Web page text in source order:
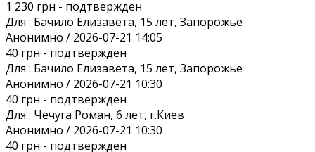
1 230 грн - подтвержден
Для : Бачило Елизавета, 15 лет, Запорожье
Анонимно / 2026-07-21 14:05
40 грн - подтвержден
Для : Бачило Елизавета, 15 лет, Запорожье
Анонимно / 2026-07-21 10:30
40 грн - подтвержден
Для : Чечуга Роман, 6 лет, г.Киев
Анонимно / 2026-07-21 10:30
40 грн - подтвержден